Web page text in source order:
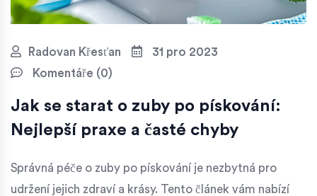
Radovan Křesťan
31 pro 2023
Komentáře (0)
Jak se starat o zuby po pískování:
Nejlepší praxe a časté chyby
Správná péče o zuby po pískování je nezbytná pro
udržení jejich zdraví a krásy. Tento článek vám nabízí